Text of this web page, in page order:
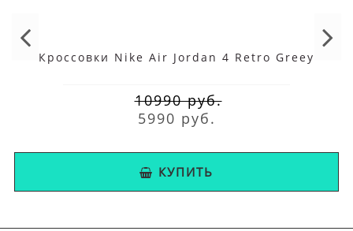
Кроссовки Nike Air Jordan 4 Retro Greey
10990 руб.
5990 руб.
КУПИТЬ